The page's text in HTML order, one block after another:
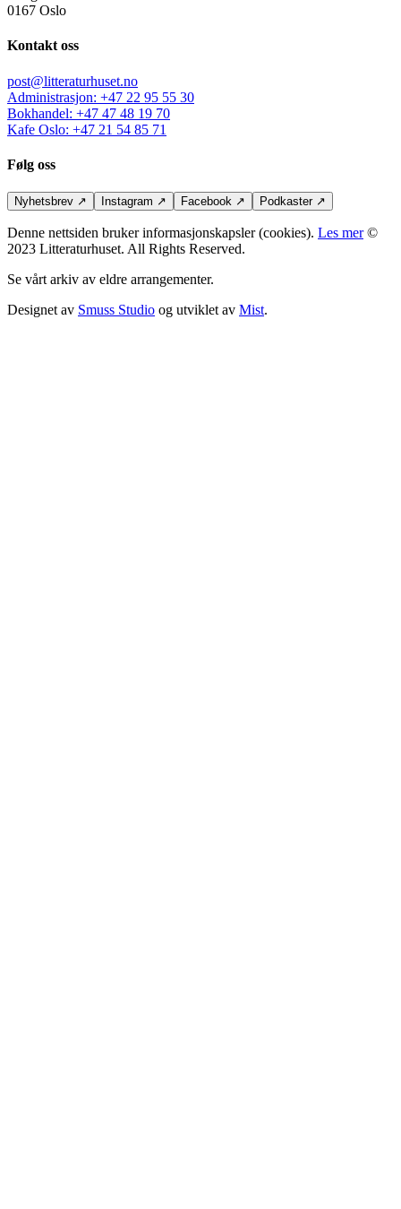
0167 Oslo
Kontakt oss
post@litteraturhuset.no
Administrasjon: +47 22 95 55 30
Bokhandel: +47 47 48 19 70
Kafe Oslo: +47 21 54 85 71
Følg oss
Nyhetsbrev ↗ Instagram ↗ Facebook ↗ Podkaster↗
Denne nettsiden bruker informasjonskapsler (cookies). Les mer©
2023 Litteraturhuset. All Rights Reserved.
Se vårt arkiv av eldre arrangementer.
Designet av Smuss Studio og utviklet av Mist.